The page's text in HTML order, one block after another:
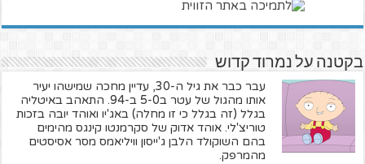
בקטנה על נמרוד קדוש
עבר כבר את גיל ה-30, עדיין מחכה שמישהו יעיר
אותו מהגול של עטר ב5-0 ב-94. התאהב באיטליה
בגלל (זה בגלל כי זו מחלה) באג'יו ואוהד יובה בזכות
טוריצ'לי. אוהד אדוק של סקרמנטו קינגס מהימים
בהם השוקולד הלבן ג'ייסון וויליאמס מסר אסיסטים
מהמרפק.